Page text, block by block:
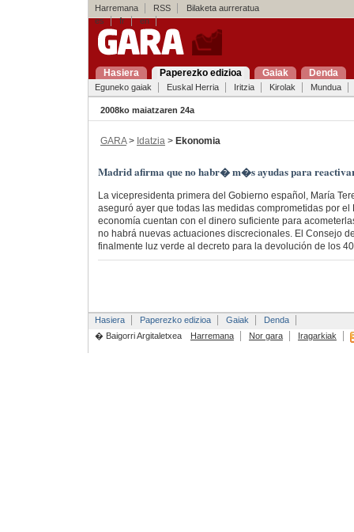
Harremana RSS
Bilaketa aurreratua
es
fr en
Hasiera Paperezko edizioa Gaiak Denda
Eguneko gaiak Euskal Herria Iritzia Kirolak Mundua
2008ko maiatzaren 24a
GARA> Idatzia > Ekonomia
Madrid afirma que no habr� m�s ayudas para
La vicepresidenta primera del Gobierno español, María
aseguró ayer que todas las medidas comprometidas por
economía cuentan con el dinero suficiente para
no habrá nuevas actuaciones discrecionales. El Consejo
finalmente luz verde al decreto para la devolución de los
Hasiera Paperezko edizioa Gaiak
Denda
� Baigorri Argitaletxea
Harremana Nor gara Iragarkiak